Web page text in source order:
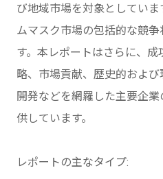
び地域市場を対象としてい
ムマスク市場の包括的な競
す。本レポートはさらに、
略、市場貢献、歴史的およ
開発などを網羅した主要企
供しています。
レポートの主なタイプ: